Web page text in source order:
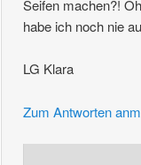
Seifen machen?!
habe ich noch nie
LG Klara
Zum Antworten